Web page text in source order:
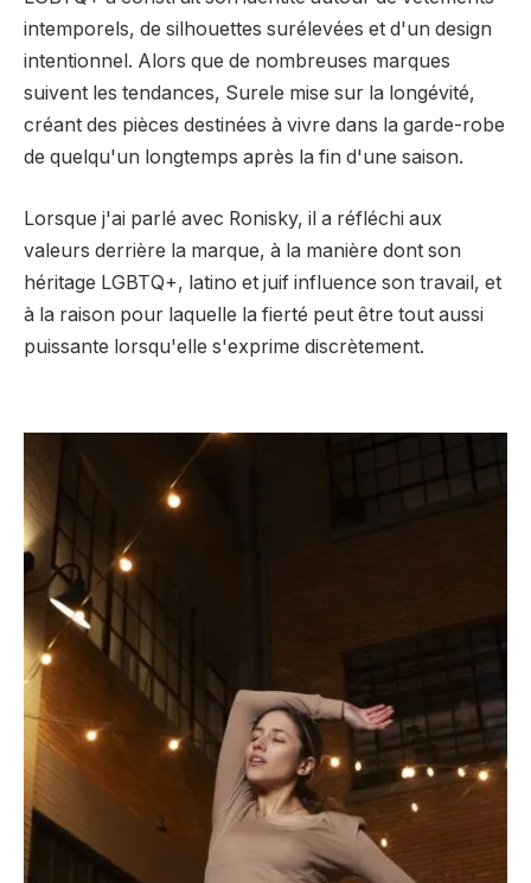
intemporels, de silhouettes surélevées et d'un design
intentionnel. Alors que de nombreuses marques
suivent les tendances, Surele mise sur la longévité,
créant des pièces destinées à vivre dans la garde-robe
de quelqu'un longtemps après la fin d'une saison.
Lorsque j'ai parlé avec Ronisky, il a réfléchi aux
valeurs derrière la marque, à la manière dont son
héritage LGBTQ+, latino et juif influence son travail, et
à la raison pour laquelle la fierté peut être tout aussi
puissante lorsqu'elle s'exprime discrètement.